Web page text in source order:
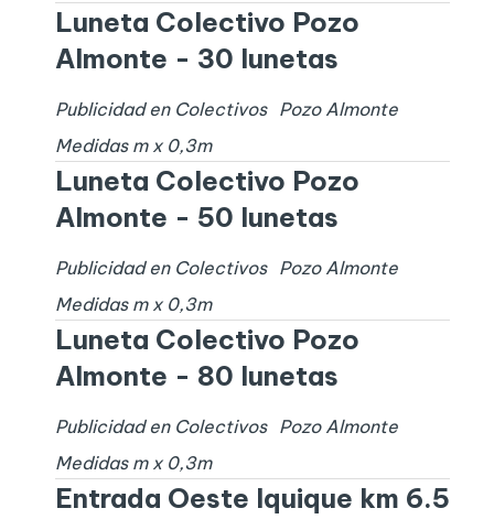
Luneta Colectivo Pozo
Almonte - 30 lunetas
Publicidad en Colectivos
Pozo Almonte
Medidas m x 0,3m
Luneta Colectivo Pozo
Almonte - 50 lunetas
Publicidad en Colectivos
Pozo Almonte
Medidas m x 0,3m
Luneta Colectivo Pozo
Almonte - 80 lunetas
Publicidad en Colectivos
Pozo Almonte
Medidas m x 0,3m
Entrada Oeste Iquique km 6.5